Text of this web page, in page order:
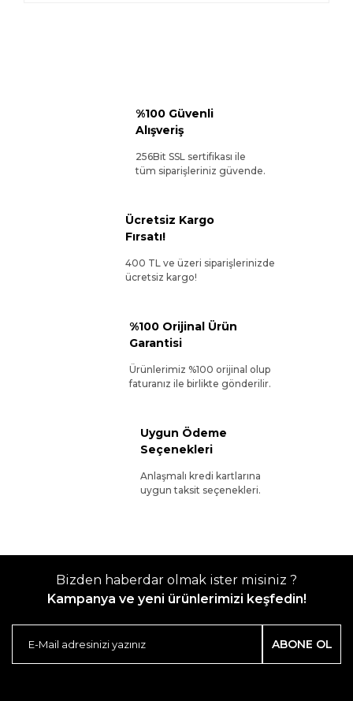
%100 Güvenli
Alışveriş
256Bit SSL sertifikası ile
tüm siparişleriniz güvende.
Ücretsiz Kargo
Fırsatı!
400 TL ve üzeri siparişlerinizde
ücretsiz kargo!
%100 Orijinal Ürün
Garantisi
Ürünlerimiz %100 orijinal olup
faturanız ile birlikte gönderilir.
Uygun Ödeme
Seçenekleri
Anlaşmalı kredi kartlarına
uygun taksit seçenekleri.
Bizden haberdar olmak ister misiniz ?
Kampanya ve yeni ürünlerimizi keşfedin!
ABONE OL